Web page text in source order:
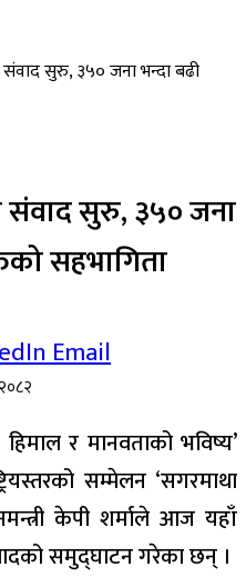
संवाद सुरु, ३५० जना भन्दा बढी
संवाद सुरु, ३५० जना
सहभागिता
Email
र मानवताको भविष्य’
सम्मेलन ‘सगरमाथा
केपी शर्माले आज यहाँ
समुद्घाटन गरेका छन् ।